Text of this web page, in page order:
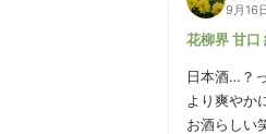
9月16
花柳界 甘口
日本酒…？っ
より爽やかになるらしい。 お友達に「お前のと